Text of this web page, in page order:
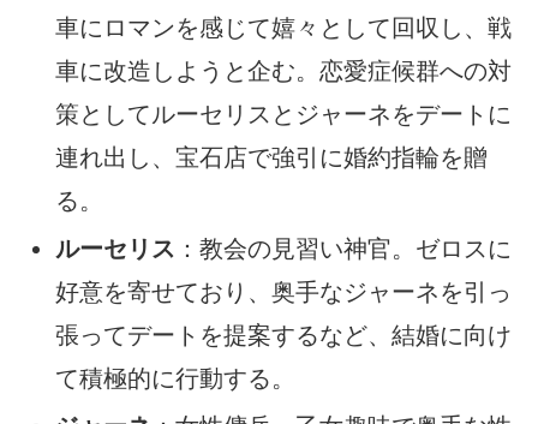
車にロマンを感じて嬉々として回収し、戦
車に改造しようと企む。恋愛症候群への対
策としてルーセリスとジャーネをデートに
連れ出し、宝石店で強引に婚約指輪を贈
る。
ルーセリス ：教会の見習い神官。ゼロスに
好意を寄せており、奥手なジャーネを引っ
張ってデートを提案するなど、結婚に向け
て積極的に行動する。